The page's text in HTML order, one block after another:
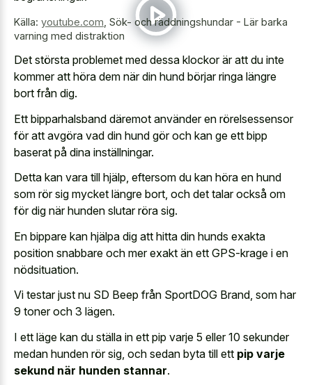
Källa: youtube.com Sök- och räddningshundar - Lär barka
varning med distraktion
Det största problemet med dessa klockor är att du inte
kommer att höra dem när din hund börjar ringa längre
bort från dig.
Ett bipparhalsband däremot använder en rörelsessensor
för att avgöra vad din hund gör och kan ge ett bipp
baserat på dina inställningar.
Detta kan vara till hjälp, eftersom du kan höra en hund
som rör sig mycket längre bort, och det talar också om
för dig när hunden slutar röra sig.
En bippare kan hjälpa dig att hitta din hunds exakta
position snabbare och mer exakt än ett GPS-krage i en
nödsituation.
Vi testar just nu SD Beep från SportDOG Brand, som har
9 toner och 3 lägen.
I ett läge kan du ställa in ett pip varje 5 eller 10 sekunder
medan hunden rör sig, och sedan byta till ett pip varje
sekund när hunden stannar.